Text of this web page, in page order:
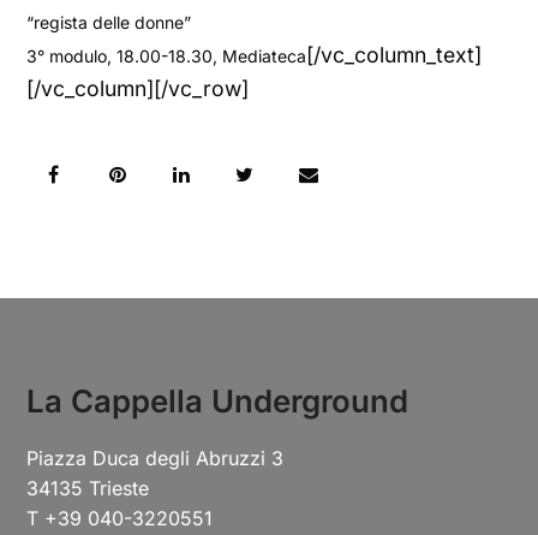
“regista delle donne”
3° modulo, 18.00-18.30, Mediateca[/vc_column_text]
[/vc_column][/vc_row]
La Cappella Underground
Piazza Duca degli Abruzzi 3
34135 Trieste
T +39 040-3220551